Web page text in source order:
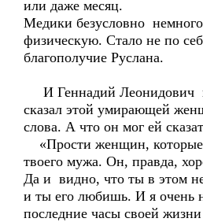
или даже месяц.
Медики безусловно немного
физическую. Стало не по
благополучие Руслана.
И Геннадий Леонидович
сказал этой умирающей
слова. А что он мог ей
«Прости женщин, которые
твоего мужа. Он, правда,
Да и видно, что ты в этом
и ты его любишь. И я очень
последние часы своей